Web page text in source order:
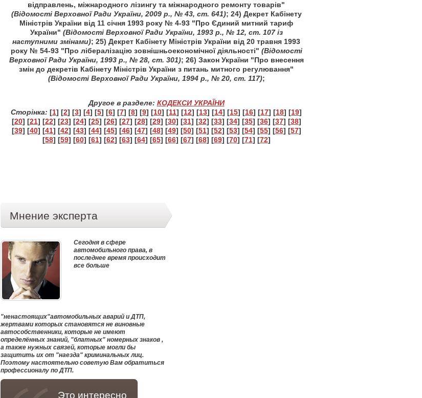
відправлень, міжнародного лізингу та міжнародного ремонту товарів"
(Відомості Верховної Ради України, 2009 р., № 43, ст. 641); 24) Декрет Кабінету
Міністрів України від 11 січня 1993 року № 4-93 "Про Єдиний митний тариф
України" (Відомості Верховної Ради України, 1993 р., № 12, ст. 107 із
наступними змінами); 25) Декрет Кабінету Міністрів України від 20 травня 1993
року № 54-93 "Про лібералізацію зовнішньоекономічної діяльності" (Відомості
Верховної Ради України, 1993 р., № 28, ст. 301); 26) Закон України "Про внесення
змін до декретів Кабінету Міністрів України з питань митного регулювання"
(Відомості Верховної Ради України, 1994 р., № 20, ст. 117);
Другое в разделе: КОДЕКСИ УКРАЇНИ
Сторінка: [1] [2] [3] [4] [5] [6] [7] [8] [9] [10] [11] [12] [13] [14] [15] [16] [17] [18] [19]
[20] [21] [22] [23] [24] [25] [26] [27] [28] [29] [30] [31] [32] [33] [34] [35] [36] [37] [38]
[39] [40] [41] [42] [43] [44] [45] [46] [47] [48] [49] [50] [51] [52] [53] [54] [55] [56] [57]
[58] [59] [60] [61] [62] [63] [64] [65] [66] [67] [68] [69] [70] [71] [72]
Мнение эксперта
Сегодня в сфере
автомобильного права, в
последнее время происходит
все больше
"ненастоящих"автомобильных аварий и ДТП,
жертвами которых становятся не виновные
автособственники, которые не имеют
определённых знаний, "блатных" номерных знаков ,
а также нужных связей, которые могли бы
защитить их от "наезда" криминальных лиц.
Поэтому настоятельно советую Вам обратиться
профессионалу по ДТП.
Это интересно